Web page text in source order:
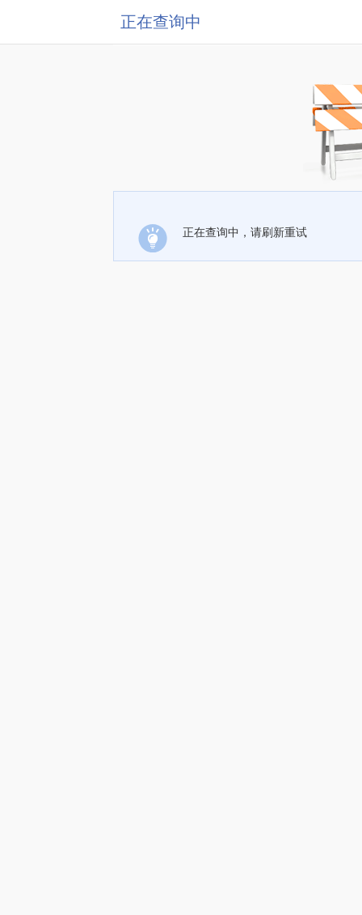
正在查询中
正在查询中，请刷新重试